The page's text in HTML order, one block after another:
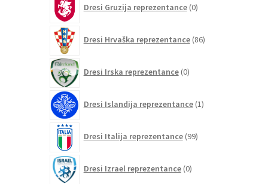
Dresi Gruzija reprezentance 0izdelkov
Dresi Hrvaška reprezentance 86izdelkov
Dresi Irska reprezentance 0izdelkov
Dresi Islandija reprezentance 1izdelek
Dresi Italija reprezentance 99izdelkov
Dresi Izrael reprezentance 0izdelkov